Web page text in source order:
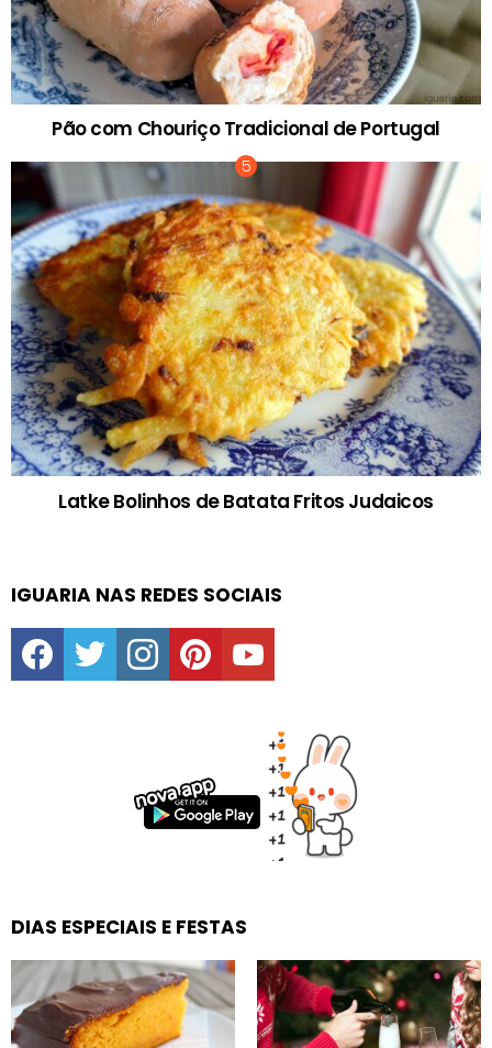
Pão com Chouriço Tradicional de Portugal
Latke Bolinhos de Batata Fritos Judaicos
IGUARIA NAS REDES SOCIAIS
facebooktwitter instagrampinterestyoutube
DIAS ESPECIAIS E FESTAS